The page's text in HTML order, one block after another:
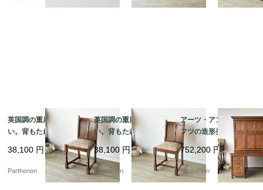
英国調の重厚な佇ま
い。背もたれの彫刻が
美しいオーク材ダイニ
ングチェア【2229】
38,100 円
Parthenon
英国調の重厚な佇ま
い。背もたれの彫刻が
美しいオーク材ダイニ
ングチェア【2228】
38,100 円
Parthenon
アーツ・アンド・クラ
フツの造形美が光る、
名門Sopwith & Co社製
の大型オークプレジデ
ントデスク【d67】
752,200 円
Parthenon